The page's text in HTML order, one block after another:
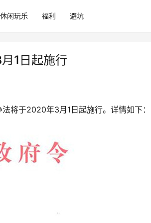
休闲玩乐 福利 避坑
1日起施行
将于2020年3月1日起施行。详情如下：